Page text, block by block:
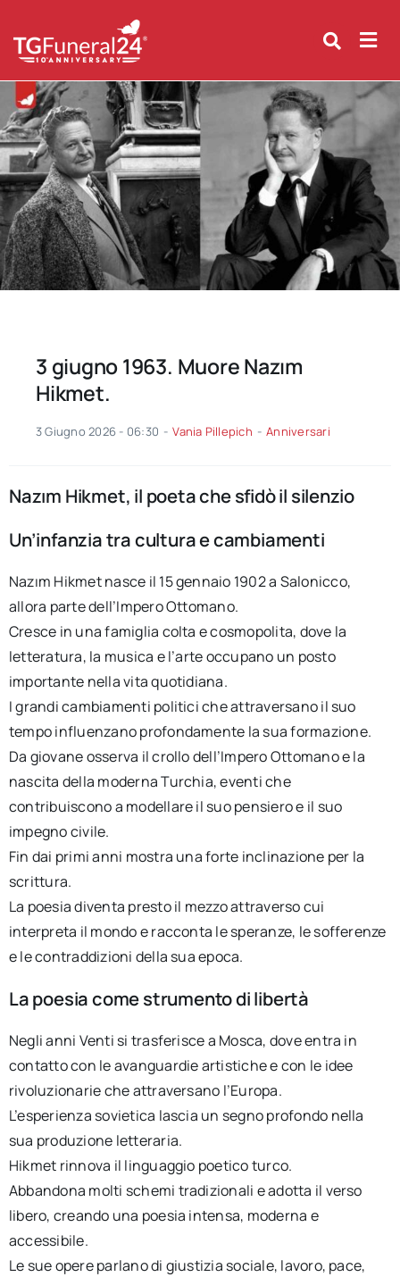
content
3 giugno 1963. Muore Nazım
Hikmet.
3 Giugno 2026 - 06:30 - Vania Pillepich - Anniversari
Nazım Hikmet, il poeta che sfidò il silenzio
Un’infanzia tra cultura e cambiamenti
Nazım Hikmet nasce il 15 gennaio 1902 a Salonicco,
allora parte dell’Impero Ottomano.
Cresce in una famiglia colta e cosmopolita, dove la
letteratura, la musica e l’arte occupano un posto
importante nella vita quotidiana.
I grandi cambiamenti politici che attraversano il suo
tempo influenzano profondamente la sua formazione.
Da giovane osserva il crollo dell’Impero Ottomano e la
nascita della moderna Turchia, eventi che
contribuiscono a modellare il suo pensiero e il suo
impegno civile.
Fin dai primi anni mostra una forte inclinazione per la
scrittura.
La poesia diventa presto il mezzo attraverso cui
interpreta il mondo e racconta le speranze, le sofferenze
e le contraddizioni della sua epoca.
La poesia come strumento di libertà
Negli anni Venti si trasferisce a Mosca, dove entra in
contatto con le avanguardie artistiche e con le idee
rivoluzionarie che attraversano l’Europa.
L’esperienza sovietica lascia un segno profondo nella
sua produzione letteraria.
Hikmet rinnova il linguaggio poetico turco.
Abbandona molti schemi tradizionali e adotta il verso
libero, creando una poesia intensa, moderna e
accessibile.
Le sue opere parlano di giustizia sociale, lavoro, pace,